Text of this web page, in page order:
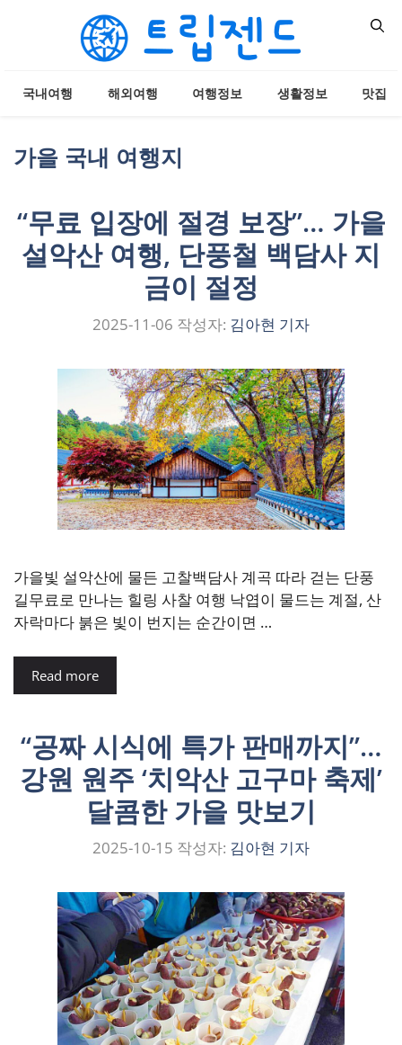
국내여행 해외여행 여행정보 생활정보 맛집
가을 국내 여행지
“무료 입장에 절경 보장”… 가을
설악산 여행, 단풍철 백담사 지
금이 절정
2025-11-06 작성자: 김아현 기자
가을빛 설악산에 물든 고찰백담사 계곡 따라 걷는 단풍
길무료로 만나는 힐링 사찰 여행 낙엽이 물드는 계절, 산
자락마다 붉은 빛이 번지는 순간이면 …
Read more
“공짜 시식에 특가 판매까지”…
강원 원주 ‘치악산 고구마 축제’
달콤한 가을 맛보기
2025-10-15 작성자: 김아현 기자